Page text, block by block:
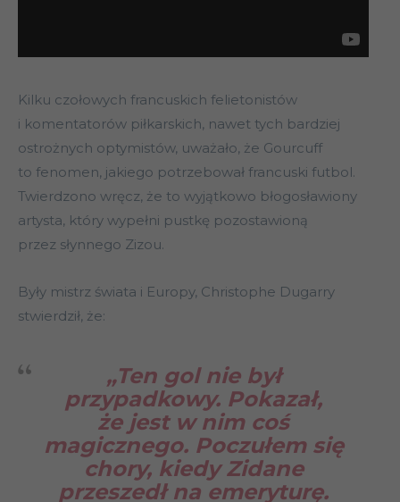
Kilku czołowych francuskich felietonistów
i komentatorów piłkarskich, nawet tych bardziej
ostrożnych optymistów, uważało, że Gourcuff
to fenomen, jakiego potrzebował francuski futbol.
Twierdzono wręcz, że to ​​wyjątkowo błogosławiony
artysta, który wypełni pustkę pozostawioną
przez słynnego Zizou.
Były mistrz świata i Europy, Christophe Dugarry
stwierdził, że:
„Ten gol nie był
przypadkowy. Pokazał,
że jest w nim coś
magicznego. Poczułem się
chory, kiedy Zidane
przeszedł na emeryturę.